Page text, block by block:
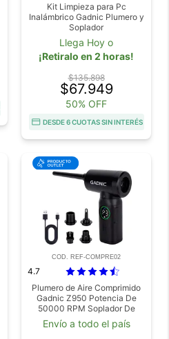
Kit Limpieza para Pc
Inalámbrico Gadnic Plumero y
Soplador
Llega Hoy o
¡Retiralo en 2 horas!
$135.898
$67.949
50% OFF
DESDE 6 CUOTAS SIN INTERÉS
COD. REF-COMPRE02
4.7
Plumero de Aire Comprimido
Gadnic Z950 Potencia De
50000 RPM Soplador De
Polvo Para Computadora
Exterior Auto Outlet
Envío a todo el país